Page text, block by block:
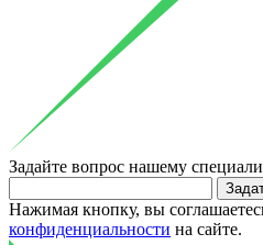
Задайте вопрос нашему
Нажимая кнопку, вы
конфиденциальности на сайте.